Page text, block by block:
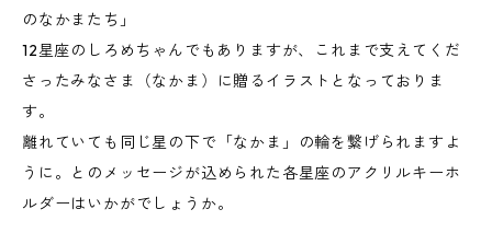
のなかまたち」
12星座のしろめちゃんでもありますが、これまで支えてくだ
さったみなさま（なかま）に贈るイラストとなっておりま
す。
離れていても同じ星の下で「なかま」の輪を繋げられますよ
うに。とのメッセージが込められた各星座のアクリルキーホ
ルダーはいかがでしょうか。